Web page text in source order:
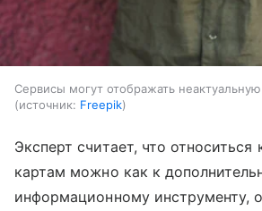
Сервисы могут отображать
источник: Freepik
Эксперт считает, что
картам можно как к
информационному инструменту,